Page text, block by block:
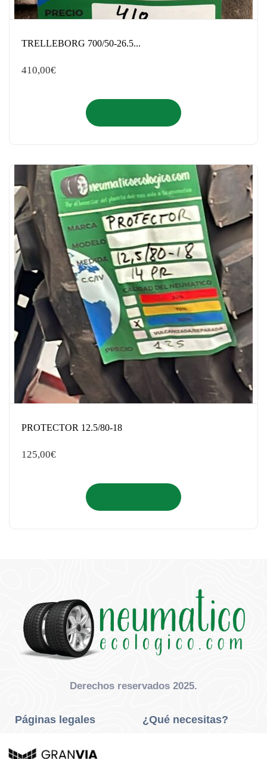
TRELLEBORG 700/50-26.5...
410,00€
PROTECTOR 12.5/80-18
125,00€
Derechos reservados 2025.
Páginas legales
Privacidad Y Cookies
¿Qué necesitas?